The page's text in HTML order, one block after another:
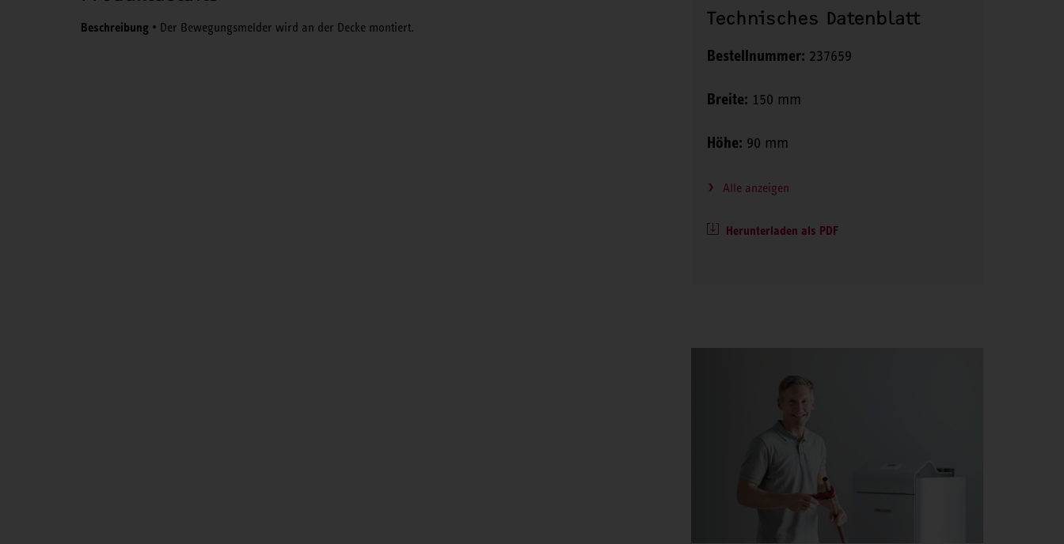
Beschreibung • Der Bewegungsmelder wird an der Decke montiert. Technisches Datenblatt
Bestellnummer: 237659
Breite: 150 mm
Höhe: 90 mm
Alle anzeigen
Herunterladen als PDF